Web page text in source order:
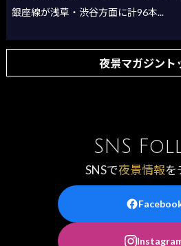
銀座線が浅草・渋谷方面に計96本...
夜景マガジント
SNS
SNSで夜景情報を